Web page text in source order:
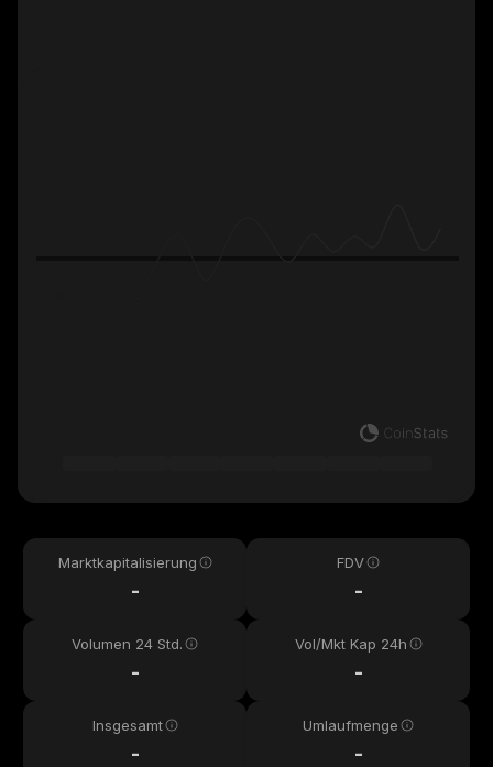
Marktkapitalisierung
-
FDV
-
Volumen 24 Std.
-
Vol/Mkt Kap 24h
-
Insgesamt
-
Umlaufmenge
-